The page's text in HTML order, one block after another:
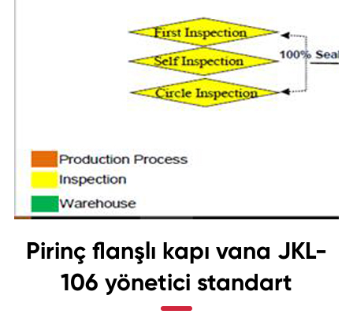
Pirinç flanşlı kapı vana JKL-
106 yönetici standart